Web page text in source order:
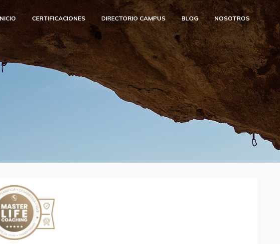
CERTIFICACIONES DIRECTORIO CAMPUS BLOG NOSOTROS